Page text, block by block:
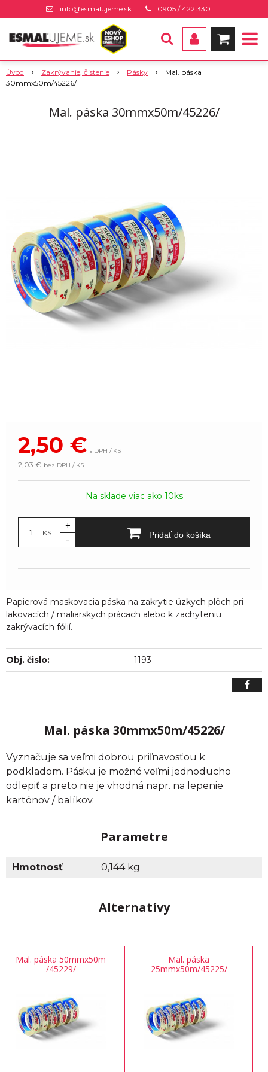
info@esmalujeme.sk 0905 / 422 330
Úvod Zakrývanie, čistenie Pásky
Mal. páska
30mmx50m/45226/
Mal. páska 30mmx50m/45226/
2,50 € s DPH / KS
2,03 € bez DPH / KS
Na sklade viac ako 10ks
KS
+
-
Pridať do košíka
Papierová maskovacia páska na zakrytie úzkych plôch pri
lakovacích / maliarskych prácach alebo k zachyteniu
zakrývacích fólií.
Obj. čislo: 1193
Mal. páska 30mmx50m/45226/
Vyznačuje sa veľmi dobrou priľnavosťou k
podkladom. Pásku je možné veľmi jednoducho
odlepiť a preto nie je vhodná napr. na lepenie
kartónov / balíkov.
Parametre
Hmotnosť 0,144 kg
Alternatívy
Mal. páska 50mmx50m
/45229/
Mal. páska
25mmx50m/45225/